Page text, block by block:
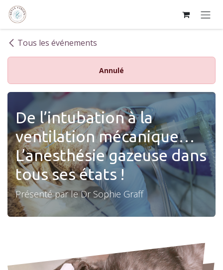
Se rendre au contenu
Tous les événements
Annulé
De l’intubation à la
ventilation mécanique…
L’anesthésie gazeuse dans
tous ses états !
Présenté par le Dr Sophie Graff